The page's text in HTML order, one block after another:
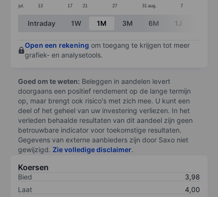
jul. 13 17 21 27 31 aug. 7
End of interactive chart.
Intraday 1W 1M 3M 6M 1J
Open een rekening om toegang te krijgen tot meer
grafiek- en analysetools.
Goed om te weten: Beleggen in aandelen levert
doorgaans een positief rendement op de lange termijn
op, maar brengt ook risico's met zich mee. U kunt een
deel of het geheel van uw investering verliezen. In het
verleden behaalde resultaten van dit aandeel zijn geen
betrouwbare indicator voor toekomstige resultaten.
Gegevens van externe aanbieders zijn door Saxo niet
gewijzigd. Zie volledige disclaimer.
Koersen
Bied
3,98
Laat
4,00